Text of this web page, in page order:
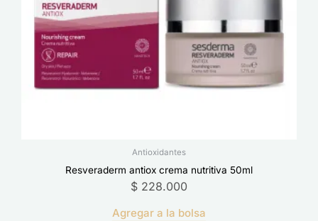
Antioxidantes
Resveraderm antiox crema nutritiva 50ml
$ 228.000
Agregar a la bolsa